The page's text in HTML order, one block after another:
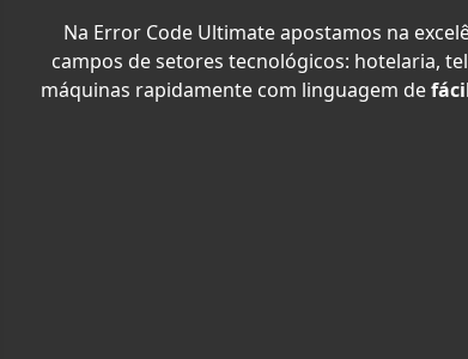
Na Error Code Ultimate apostamos na
campos de setores tecnológicos: hotelaria,
máquinas rapidamente com linguagem de